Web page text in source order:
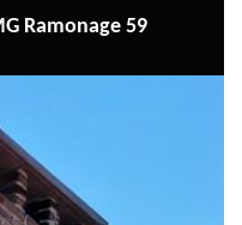
Ramonage 59